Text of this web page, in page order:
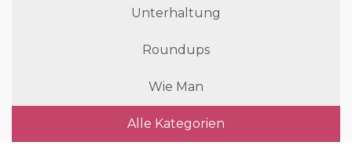
Unterhaltung
Roundups
Wie Man
Alle Kategorien